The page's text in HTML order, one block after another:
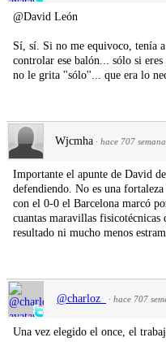
@David León
Sí, sí. Si no me equivoco, tenía
controlar ese balón... sólo si
no le grita ''sólo''... que era lo
Wjcmha · hace 707
Importante el apunte de David
defendiendo. No es una
con el 0-0 el Barcelona marcó
cuantas maravillas
resultado ni mucho menos
@charloz_ · hace 707
Una vez elegido el once, el